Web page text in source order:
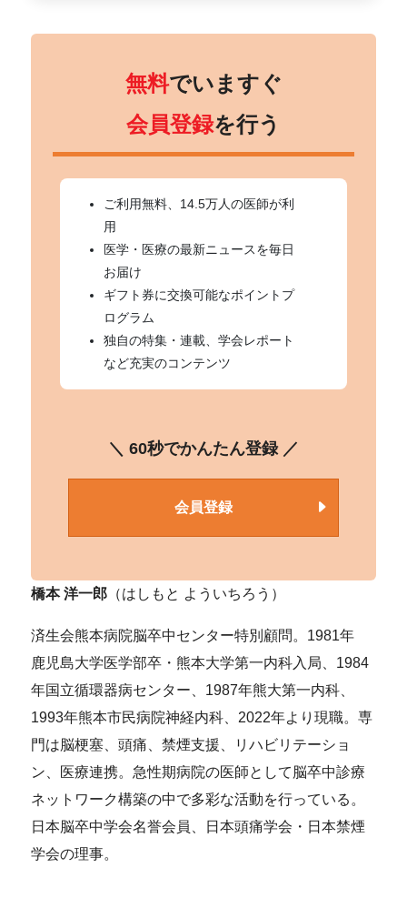
無料でいますぐ
会員登録を行う
ご利用無料、14.5万人の医師が利
用
医学・医療の最新ニュースを毎日
お届け
ギフト券に交換可能なポイントプ
ログラム
独自の特集・連載、学会レポート
など充実のコンテンツ
＼ 60秒でかんたん登録 ／
会員登録
橋本 洋一郎 （はしもと よういちろう）
済生会熊本病院脳卒中センター特別顧問。1981年
鹿児島大学医学部卒・熊本大学第一内科入局、1984
年国立循環器病センター、1987年熊大第一内科、
1993年熊本市民病院神経内科、2022年より現職。専
門は脳梗塞、頭痛、禁煙支援、リハビリテーショ
ン、医療連携。急性期病院の医師として脳卒中診療
ネットワーク構築の中で多彩な活動を行っている。
日本脳卒中学会名誉会員、日本頭痛学会・日本禁煙
学会の理事。